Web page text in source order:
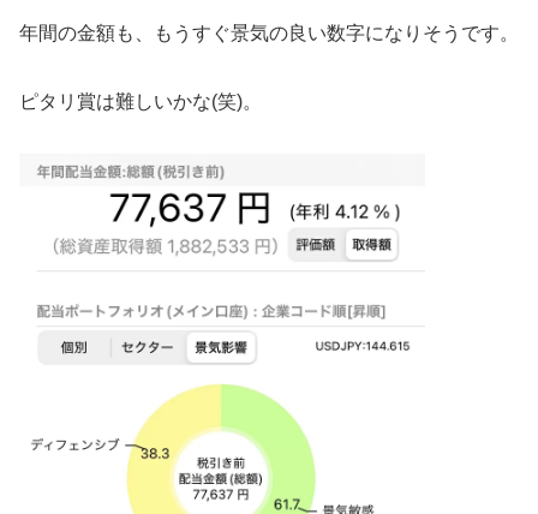
年間の金額も、もうすぐ景気の良い数字になりそうです。
ピタリ賞は難しいかな(笑)。